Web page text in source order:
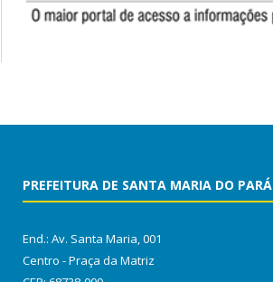
PREFEITURA DE SANTA MARIA DO PARÁ
End.: Av. Santa Maria, 001
Centro - Praça da Matriz